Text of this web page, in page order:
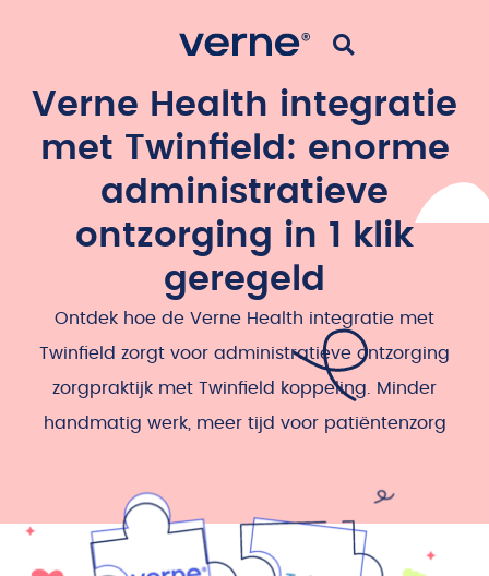
Verne Health integratie
met Twinfield: enorme
administratieve
ontzorging in 1 klik
geregeld
Ontdek hoe de Verne Health integratie met
Twinfield zorgt voor administratieve ontzorging
zorgpraktijk met Twinfield koppeling. Minder
handmatig werk, meer tijd voor patiëntenzorg